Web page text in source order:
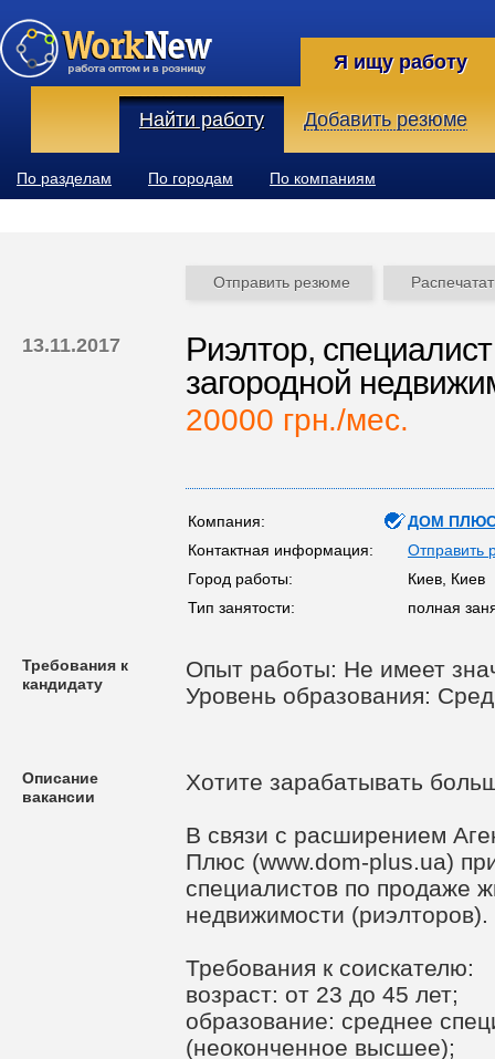
Я ищу работу
Найти работу Добавить резюме
По разделам По городам По компаниям
Отправить резюме
13.11.2017
Риэлтор,
загородной
20000 грн./мес.
Компания:
ДОМ ПЛЮС,
Контактная информация:
Отправить
Город работы:
Киев, Киев
Тип занятости:
полная
Требования к
кандидату
Опыт работы: Не имеет
Уровень образования:
Описание
вакансии
Хотите зарабатывать
В связи с расширением
Плюс (www.dom-plus.ua)
специалистов по продаже
недвижимости (риэлторов).
Требования к соискателю:
возраст: от 23 до 45 лет;
образование: среднее
(неоконченное высшее);